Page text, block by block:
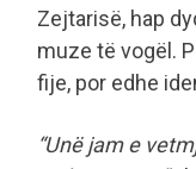
Zejtarisë, hap
muze të vogël.
fije, por edhe
“Unë jam e